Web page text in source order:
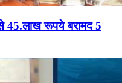
रूपये बरामद 5